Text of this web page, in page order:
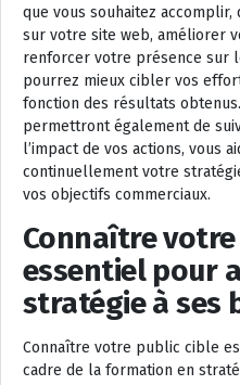
que vous souhaitez
sur votre site web, améliorer
renforcer votre présence sur
pourrez mieux cibler vos
fonction des résultats
permettront également de
l’impact de vos actions, vous
continuellement votre
vos objectifs commerciaux.
Connaître
essentiel pour
stratégie à ses
Connaître votre public cible
cadre de la formation en